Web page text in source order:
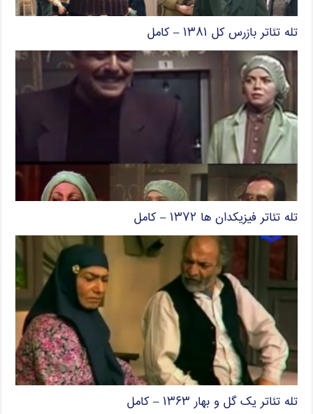
تله تئاتر بازرس کل ۱۳۸۱ – کامل
تله تئاتر فیزیکدان ها ۱۳۷۲ – کامل
تله تئاتر یک گل و بهار ۱۳۶۳ – کامل